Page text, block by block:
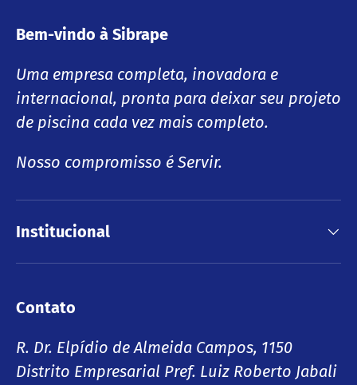
Bem-vindo à Sibrape
Uma empresa completa, inovadora e
internacional, pronta para deixar seu projeto
de piscina cada vez mais completo.
Nosso compromisso é Servir.
Institucional
Contato
R. Dr. Elpídio de Almeida Campos, 1150
Distrito Empresarial Pref. Luiz Roberto Jabali